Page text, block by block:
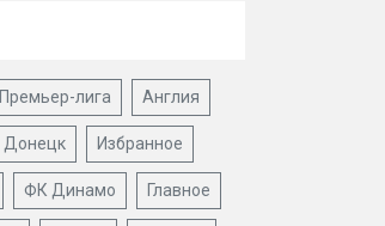
Премьер-лига Англия
Донецк Избранное
ФК Динамо Главное